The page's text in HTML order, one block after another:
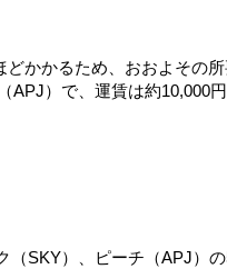
かかるため、おおよその
APJ）で、運賃は約10,000
（SKY）、ピーチ（APJ）